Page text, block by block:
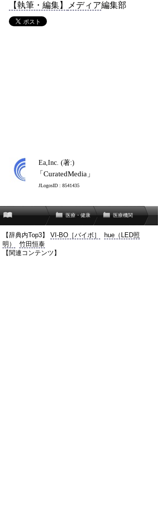
【執筆・編集】 メディア編集部
Ea,Inc. (著:)
「CuratedMedia」
JLogosID : 8541435
医療・健康 医療機関
【辞典内Top3】 VI-BO［バイボ］
hue（LED照
明）
竹田恒泰
【関連コンテンツ】